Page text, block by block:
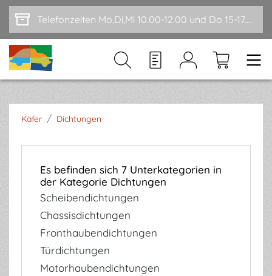
Zum Hauptinhalt springen Telefonzeiten Mo,Di,Mi 10.00-12.00 und Do 15-17.00
Käfer / Dichtungen
Es befinden sich 7 Unterkategorien in
der Kategorie Dichtungen
Scheibendichtungen
Chassisdichtungen
Fronthaubendichtungen
Türdichtungen
Motorhaubendichtungen